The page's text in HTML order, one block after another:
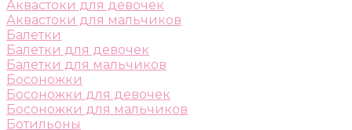
Аквастоки для девочек
Аквастоки для мальчиков
Балетки
Балетки для девочек
Балетки для мальчиков
Босоножки
Босоножки для девочек
Босоножки для мальчиков
Ботильоны